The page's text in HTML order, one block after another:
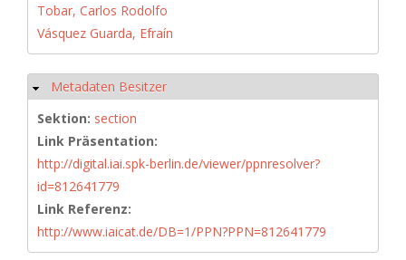
Tobar, Carlos Rodolfo
Vásquez Guarda, Efraín
Ausblenden
Metadaten Besitzer
Sektion: section
Link Präsentation:
http://digital.iai.spk-berlin.de/viewer/ppnresolver?
id=812641779
Link Referenz:
http://www.iaicat.de/DB=1/PPN?PPN=812641779